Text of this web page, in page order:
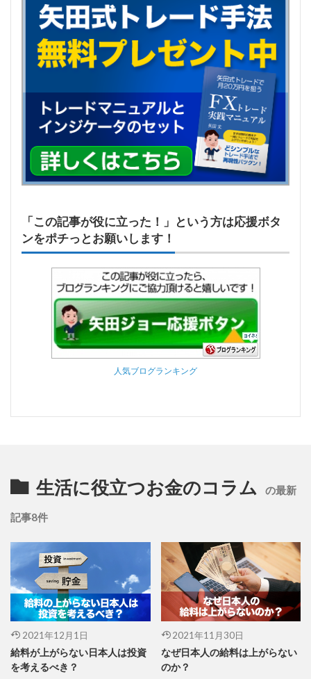
「この記事が役に立った！」という方は応援ボタ
ンをポチっとお願いします！
人気ブログランキング
生活に役立つお金のコラム の最新
記事8件
2021年12月1日
給料が上がらない日本人は投資
を考えるべき？
2021年11月30日
なぜ日本人の給料は上がらない
のか？